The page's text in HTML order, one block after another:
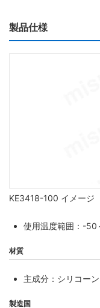
製品仕様
KE3418-100 イメージ
使用温度範囲：-
材質
主成分：シリコー
製造国